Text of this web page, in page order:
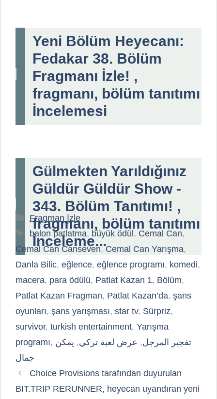
Yeni Bölüm Heyecanı:
Fedakar 38. Bölüm
Fragmanı İzle! ,
fragmanı, bölüm tanıtımı
İncelemesi
Gülmekten Yarıldığınız
Güldür Güldür Show -
343. Bölüm Tanıtımı! ,
fragmanı, bölüm tanıtımı
İnceleme...
Kategoriler
Fragman İzle
Etiketler
balon patlatma, büyük ödül , Cemal Can,
Cemal Can Canseven,Cemal Can Yarışma,
Danla Bilic, eğlence, eğlence programı, komedi,
macera, para ödülü, Patlat Kazan 1. Bölüm,
Patlat Kazan Fragman, Patlat Kazan’da, şans
oyunları, şans yarışması, star tv, Sürpriz,
survivor, turkish entertainment, Yarışma
programı, تفجير المرجل, عرض لعبة تركي, يمكن
جمال
Choice Provisions tarafından duyurulan
BIT.TRIP RERUNNER, heyecan uyandıran yeni